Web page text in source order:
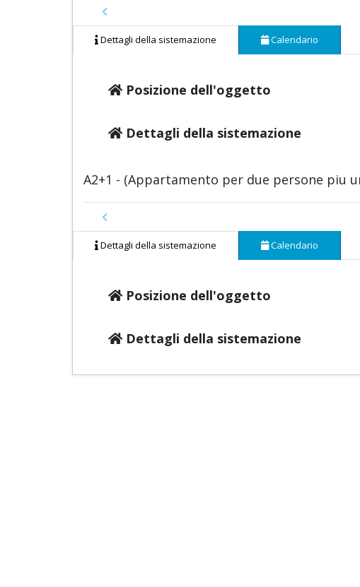
Previous
Dettagli della sistemazione
Calendario
Posizione dell'oggetto
Dettagli della sistemazione
A2+1 - (Appartamento per due persone piu
Previous
Dettagli della sistemazione
Calendario
Posizione dell'oggetto
Dettagli della sistemazione